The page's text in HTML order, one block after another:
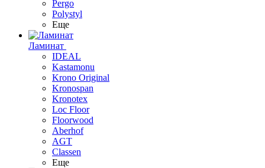
Pergo
Polystyl
Еще
Ламинат
IDEAL
Kastamonu
Krono Original
Kronospan
Kronotex
Loc Floor
Floorwood
Aberhof
AGT
Classen
Еще